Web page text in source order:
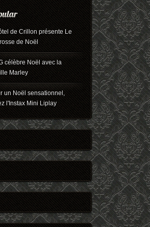
de Crillon présente Le
de Noël
célèbre Noël avec la
Marley
un Noël sensationnel,
l'Instax Mini Liplay